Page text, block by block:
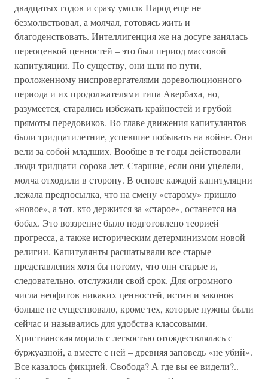
двадцатых годов и сразу умолк Народ еще не
безмолвствовал, а молчал, готовясь жить и
благоденствовать. Интеллигенция же на досуге занялась
переоценкой ценностей – это был период массовой
капитуляции. По существу, они шли по пути,
проложенному ниспровергателями дореволюционного
периода и их продолжателями типа Авербаха, но,
разумеется, старались избежать крайностей и грубой
прямоты передовиков. Во главе движения капитулянтов
были тридцатилетние, успевшие побывать на войне. Они
вели за собой младших. Вообще в те годы действовали
люди тридцати-сорока лет. Старшие, если они уцелели,
молча отходили в сторону. В основе каждой капитуляции
лежала предпосылка, что на смену «старому» пришло
«новое», а тот, кто держится за «старое», останется на
бобах. Это воззрение было подготовлено теорией
прогресса, а также историческим детерминизмом новой
религии. Капитулянты расшатывали все старые
представления хотя бы потому, что они старые и,
следовательно, отслужили свой срок. Для огромного
числа неофитов никаких ценностей, истин и законов
больше не существовало, кроме тех, которые нужны были
сейчас и назывались для удобства классовыми.
Христианская мораль с легкостью отождествлялась с
буржуазной, а вместе с ней – древняя заповедь «не убий».
Все казалось фикцией. Свобода? А где вы ее видели?..